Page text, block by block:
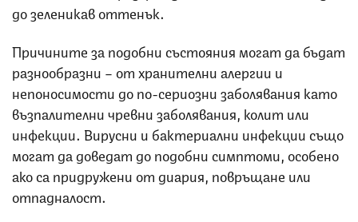
до зеленикав оттенък.
Причините за подобни състояния могат да бъдат
разнообразни – от хранителни алергии и
непоносимости до по-сериозни заболявания като
възпалителни чревни заболявания, колит или
инфекции. Вирусни и бактериални инфекции също
могат да доведат до подобни симптоми, особено
ако са придружени от диария, повръщане или
отпадналост.